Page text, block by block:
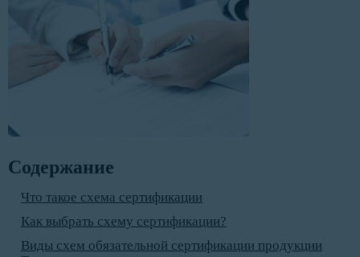
Содержание
Что такое схема сертификации
Как выбрать схему сертификации?
Виды схем обязательной сертификации продукции